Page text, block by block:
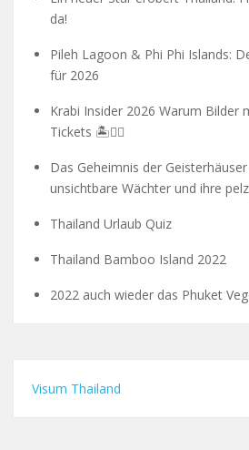
da!
Pileh Lagoon & Phi Phi Islands:
für 2026
Krabi Insider 2026 Warum Bilder
Tickets 🏝️🧗‍♂️
Das Geheimnis der
unsichtbare Wächter und ihre
Thailand Urlaub Quiz
Thailand Bamboo Island 2022
2022 auch wieder das Phuket
Visum Thailand